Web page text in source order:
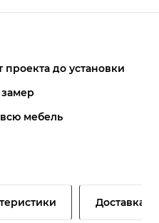
до установки
всю мебель
Доставка и